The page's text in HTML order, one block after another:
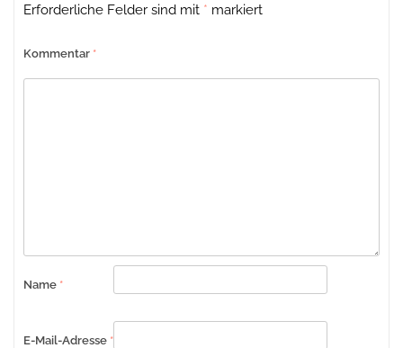
Erforderliche Felder sind mit * markiert
Kommentar *
Name *
E-Mail-Adresse *